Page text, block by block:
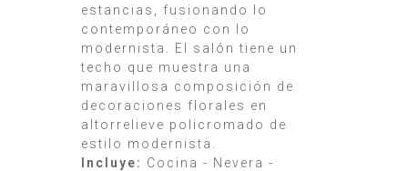
estancias, fusionando lo
contemporáneo con lo
modernista. El salón tiene un
techo que muestra una
maravillosa composición de
decoraciones florales en
altorrelieve policromado de
estilo modernista.
Incluye: Cocina - Nevera -